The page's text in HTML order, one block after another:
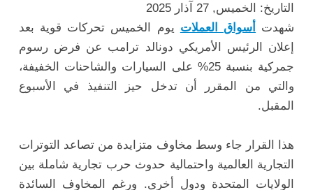
التاريخ: الخميس, 27 آذار 2025
شهدت
أسواق العملات يوم الخميس تحركات قوية بعد
إعلان الرئيس الأمريكي دونالد ترامب عن فرض رسوم
جمركية بنسبة 25% على السيارات والشاحنات الخفيفة،
والتي من المقرر أن تدخل حيز التنفيذ في الأسبوع
المقبل.
هذا القرار جاء وسط مخاوف متزايدة من تصاعد التوترات
التجارية العالمية واحتمالية حدوث حرب تجارية شاملة بين
الولايات المتحدة ودول أخرى. ورغم المخاوف السائدة